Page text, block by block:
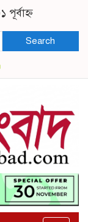
Search